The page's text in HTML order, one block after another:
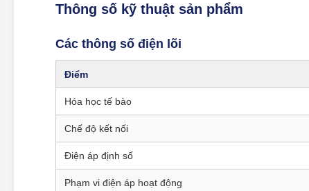
Thông số kỹ thuật sản phẩm
Các thông số điện lõi
Điểm
Hóa học tế bào
Chế độ kết nối
Điện áp định số
Phạm vi điện áp hoạt động